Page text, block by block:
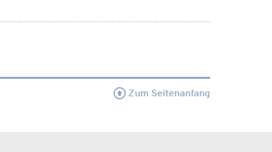
Zum Seitenanfang